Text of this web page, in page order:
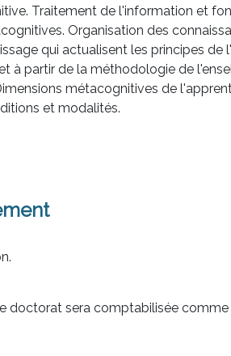
Traitement de l'information et
Organisation des
qui actualisent les principes de
à partir de la méthodologie de
métacognitives de
et modalités.
doctorat sera comptabilisée